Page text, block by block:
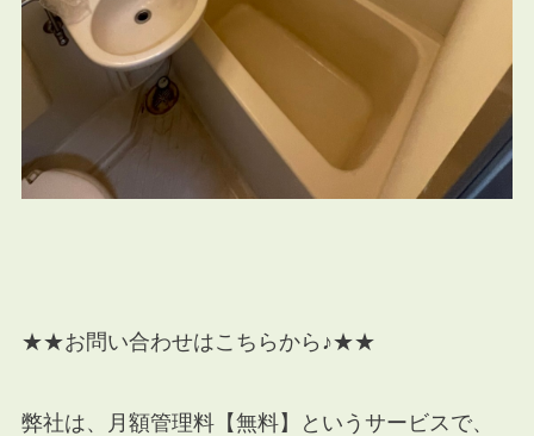
★★お問い合わせはこちらから♪★★
弊社は、月額管理料【無料】というサービスで、